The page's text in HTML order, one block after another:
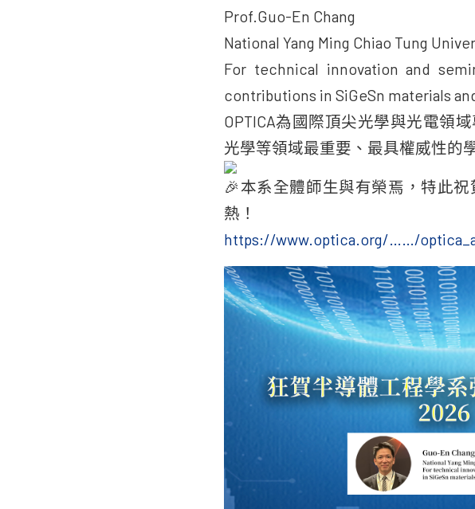
Prof.Guo-En Chang
National Yang Ming Chiao Tung
For technical innovation and
contributions in SiGeSn materials
OPTICA為國際頂尖光學與光電領
光學等領域最重要、最具權威性的
本系全體師生與有榮焉，特此
熱！
https://www.optica.org/……/